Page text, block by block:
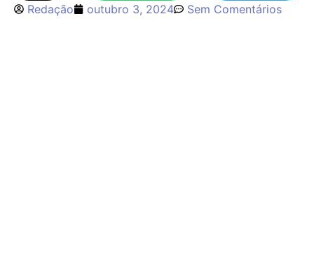
Redação outubro 3, 2024 Sem Comentários